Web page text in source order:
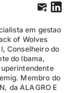
em gestao
of Wolves
Conselheiro do
do Ibama,
Membro do
da ALAGRO E